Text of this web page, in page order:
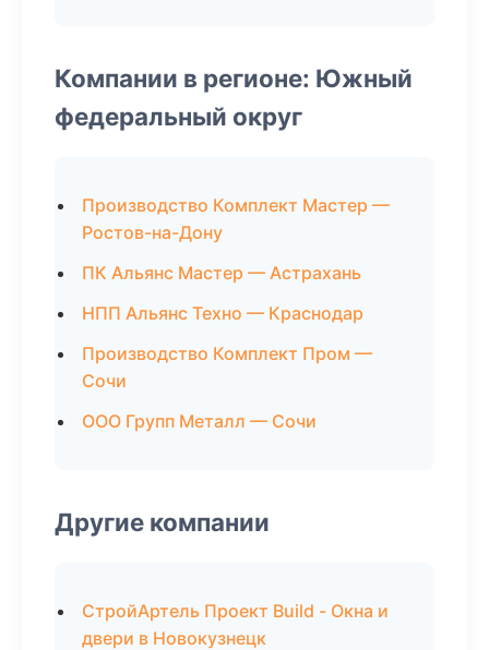
Компании в регионе: Южный
федеральный округ
Производство Комплект Мастер —
Ростов-на-Дону
ПК Альянс Мастер — Астрахань
НПП Альянс Техно — Краснодар
Производство Комплект Пром —
Сочи
ООО Групп Металл — Сочи
Другие компании
СтройАртель Проект Build - Окна и
двери в Новокузнецк